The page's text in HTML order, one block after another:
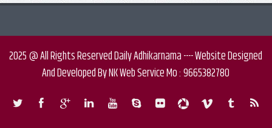
2025 @ All Rights Reserved Daily Adhikarnama ---- Website Designed
And Developed By NK Web Service Mo : 9665382780